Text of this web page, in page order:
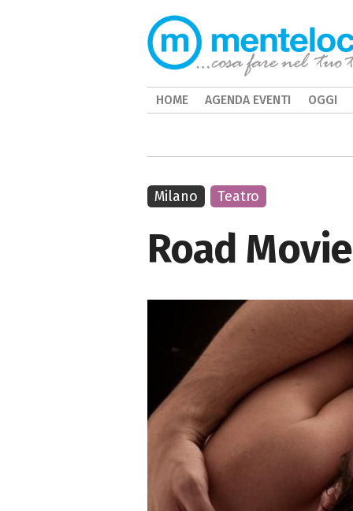
Road
Milano Teatro
HOME AGENDA EVENTI OGGI